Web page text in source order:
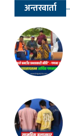
अन्तरवार्ता